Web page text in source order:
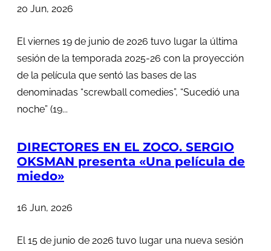
20 Jun, 2026
El viernes 19 de junio de 2026 tuvo lugar la última
sesión de la temporada 2025-26 con la proyección
de la película que sentó las bases de las
denominadas “screwball comedies”, “Sucedió una
noche” (19...
DIRECTORES EN EL ZOCO. SERGIO
OKSMAN presenta «Una película de
miedo»
16 Jun, 2026
El 15 de junio de 2026 tuvo lugar una nueva sesión